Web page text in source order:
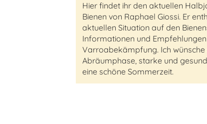
Hier findet ihr den aktuellen
Bienen von Raphael Giossi. Er
aktuellen Situation auf den
Informationen und
Varroabekämpfung. Ich
Abräumphase, starke und
eine schöne Sommerzeit.